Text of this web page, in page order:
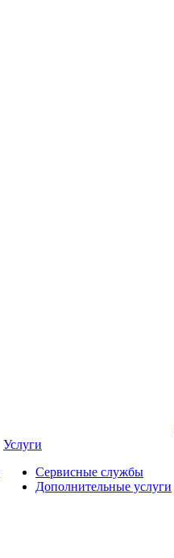
Услуги
Сервисные службы
Дополнительные услуги